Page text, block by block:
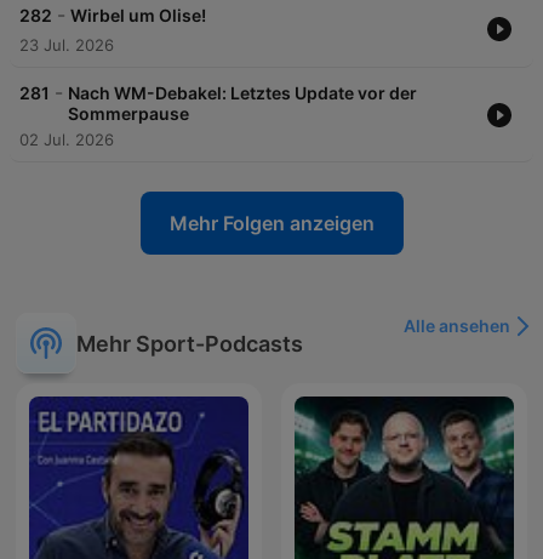
282 - Wirbel um Olise!
23 Jul. 2026
281 - Nach WM-Debakel: Letztes Update vor der
Sommerpause
02 Jul. 2026
Mehr Folgen anzeigen
Mehr Sport-Podcasts
Alle ansehen